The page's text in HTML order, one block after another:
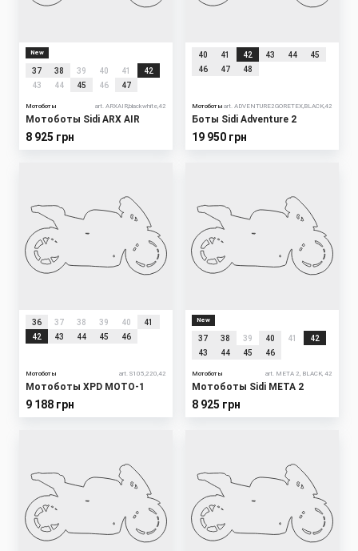
New
37 38 39 40 41
42
43
44 45 46 47
Мотоботы art. ARXAIR,blackwhite,42
Мотоботы Sidi ARX AIR
8 925 грн
40 41 42 43 44
45
46
47 48
Мотоботы art. ADVENTURE2GORETEX,BLACK,42
Боты Sidi Adventure 2
19 950 грн
36 37 38 39 40
41
42
43 44 45 46
Мотоботы art. S105,220,42
Мотоботы XPD MOTO-1
9 188 грн
New
37 38 39 40 41
42
43
44 45 46
Мотоботы art. META 2, BLACK, 42
Мотоботы Sidi META 2
8 925 грн